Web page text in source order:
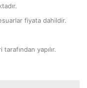
fiyata dahildir.
yapılır.